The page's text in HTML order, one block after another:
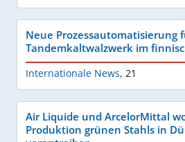
Neue Prozessautomatisierung
Tandemkaltwalzwerk im
Internationale News, 21
Air Liquide und ArcelorMittal
Produktion grünen Stahls in